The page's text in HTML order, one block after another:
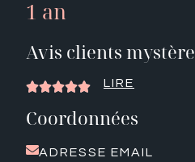
1 an
Avis clients mystère
 LIRE
Coordonnées
ADRESSE EMAIL